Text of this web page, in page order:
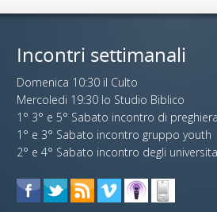
Incontri settimanali
Domenica 10:30 il Culto
Mercoledi 19:30 lo Studio Biblico
1° 3° e 5° Sabato incontro di preghiera
1° e 3° Sabato incontro gruppo youth
2° e 4° Sabato incontro degli